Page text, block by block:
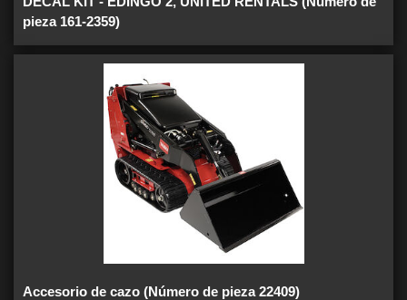
pieza 161-2359)
Accesorio de cazo (Número de pieza 22409)